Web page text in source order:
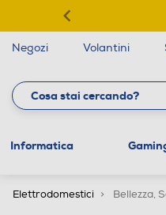
Negozi Volantini
Informatica
Elettrodomestici Bellezza,